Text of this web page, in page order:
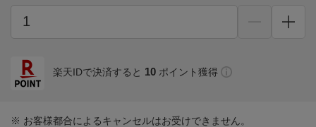
楽天IDで決済すると 10 ポイント獲得
※ お客様都合によるキャンセルはお受けできません。